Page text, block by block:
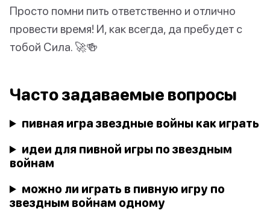
Просто помни пить ответственно и отлично
провести время! И, как всегда, да пребудет с
тобой Сила. 🚀🍻
Часто задаваемые вопросы
пивная игра звездные войны как играть
идеи для пивной игры по звездным
войнам
можно ли играть в пивную игру по
звездным войнам одному